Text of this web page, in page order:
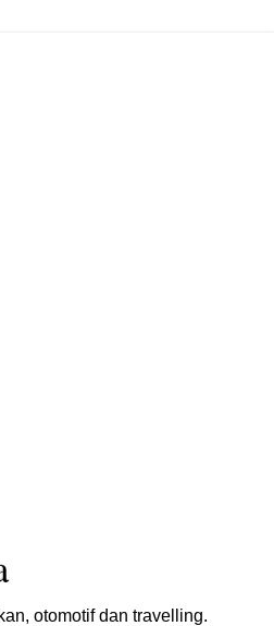
otomotif dan travelling.